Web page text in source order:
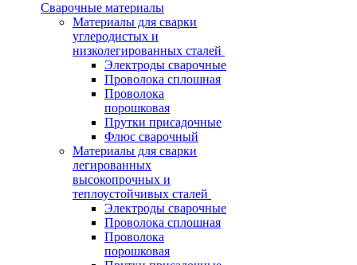
Сварочные материалы
Материалы для сварки
углеродистых и
низколегированных сталей
Электроды сварочные
Проволока сплошная
Проволока
порошковая
Прутки присадочные
Флюс сварочный
Материалы для сварки
легированных
высокопрочных и
теплоустойчивых сталей
Электроды сварочные
Проволока сплошная
Проволока
порошковая